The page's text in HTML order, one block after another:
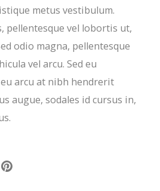
metus vestibulum.
pellentesque vel lobortis ut,
odio magna, pellentesque
vel arcu. Sed eu
arcu at nibh hendrerit
augue, sodales id cursus in,